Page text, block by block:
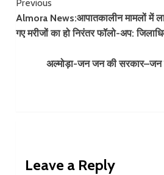
Continue
Reading
Previous
Almora News:आपातकालीन मामलों में
गए मरीजों का हो निरंतर फॉलो-अप:
अल्मोड़ा-जन जन की सरकार–जन
Leave a Reply